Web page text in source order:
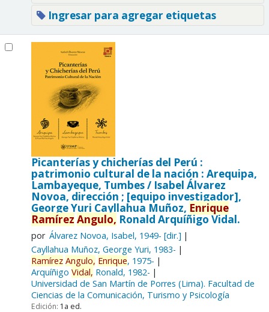
Ingresar para agregar etiquetas
Picanterías y chicherías del Perú :
patrimonio cultural de la nación : Arequipa,
Lambayeque, Tumbes / Isabel Álvarez
Novoa, dirección ; [equipo investigador],
George Yuri Cayllahua Muñoz, Enrique
Ramírez Angulo, Ronald Arquíñigo Vidal.
por Álvarez Novoa, Isabel, 1949- [dir.]
Cayllahua Muñoz, George Yuri, 1983-
Ramírez Angulo, Enrique, 1975-
Arquíñigo Vidal, Ronald, 1982-
Universidad de San Martín de Porres (Lima). Facultad de
Ciencias de la Comunicación, Turismo y Psicología
Edición: 1a ed.